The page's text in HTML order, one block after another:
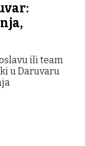
ili team
u Daruvaru